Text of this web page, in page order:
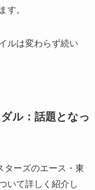
す。
ルは変わらず続い
ル：話題となっ
ターズのエース・東
いて詳しく紹介し